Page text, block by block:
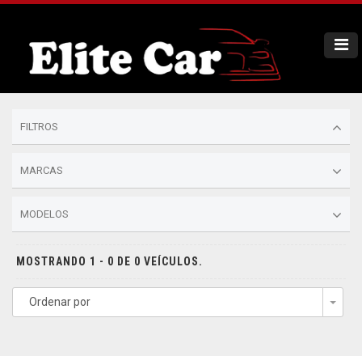
FILTROS
MARCAS
MODELOS
MOSTRANDO 1 - 0 DE 0 VEÍCULOS.
Ordenar por